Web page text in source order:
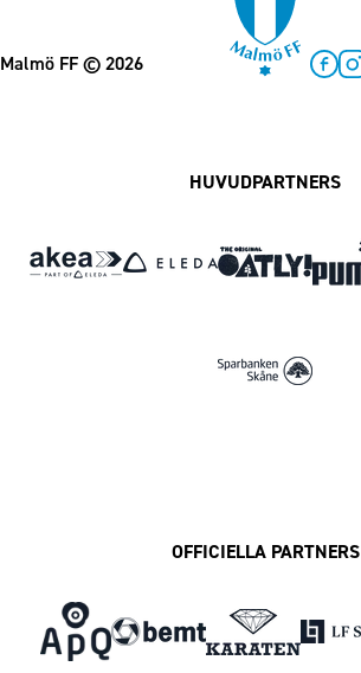
Malmö FF© 2026
HUVUDPARTNERS
OFFICIELLA PARTNERS